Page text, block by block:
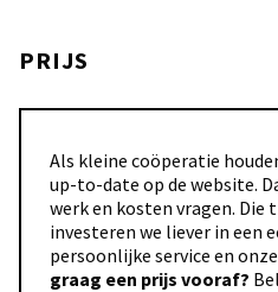
PRIJS
Als kleine coöperatie
up-to-date op de website.
werk en kosten vragen. Die
investeren we liever in een
persoonlijke service en
graag een prijs vooraf?